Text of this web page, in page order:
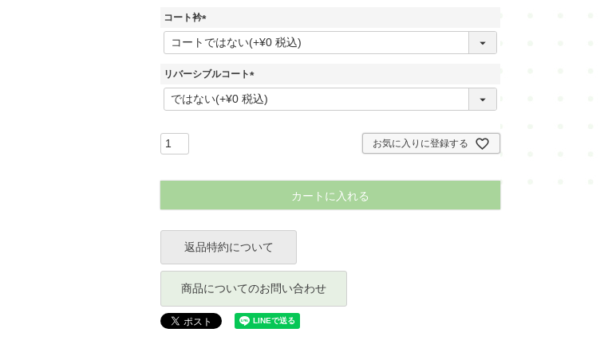
コート衿
(
必
)
リバーシブルコート
(
必
お気に入りに登録する
カートに入れる
返品特約について
商品についてのお問い合わせ